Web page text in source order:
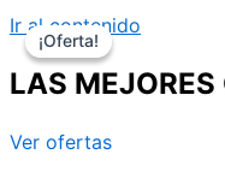
Ir al contenido
LAS
Ver ofertas
¡Oferta!
¡Oferta!